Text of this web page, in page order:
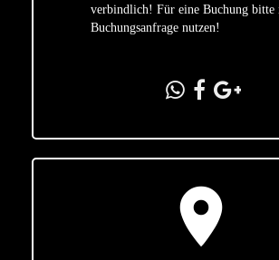
verbindlich! Für eine Buchung bitte
Buchungsanfrage nutzen!
location_on